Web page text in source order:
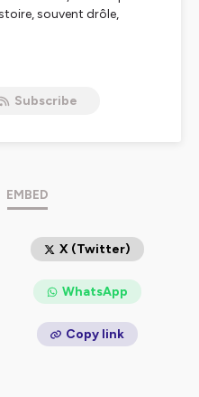
souvent drôle,
Subscribe
EMBED
X (Twitter)
WhatsApp
Copy link